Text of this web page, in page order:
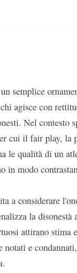
semplice
agisce con
Nel contesto
cui il fair play, la
le qualità di un
in modo
a considerare
la disonestà
attirano stima
e